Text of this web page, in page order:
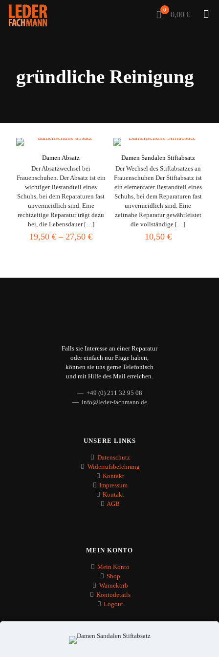
0
0,00 €
gründliche Reinigung
Damen Absatz
Der Absatzwechsel bei
Frauenschuhen. Der Absatz ist ein
wichtiger Bestandteil eines
Schuhs, bei dem Reparaturen fast
unvermeidlich sind. Eine
rechtzeitige Reparatur trägt dazu
bei, die Lebensdauer[…]
19,50€ –27,50€
Damen Sandalen Stiftabsatz
Der Wechsel des Stiftabsatzes an
Frauenschuhen Der Stiftabsatz ist
ein elementarer Bestandteil eines
Schuhs, bei dem Reparaturen fast
unvermeidlich sind. Eine
zeitnahe Reparatur gewährleistet
die vollständige […]
10,50 €
Falls sie Interesse an einer Reparatur
oder einfach nur Frage haben,
können sie uns gerne Telefonisch
und mit Hilfe des Mail erreichen.
— +49 (0) 211 32 95 08
— info@leder-fachmann.de
UNSERE LINKS
Datenschutz
Widerrufsbelehrung
Kontakt
Impressum
Kontakt
AGB
MEIN KONTO
Mein Konto
Shop
Warnekorb
Kontodetails
Logout